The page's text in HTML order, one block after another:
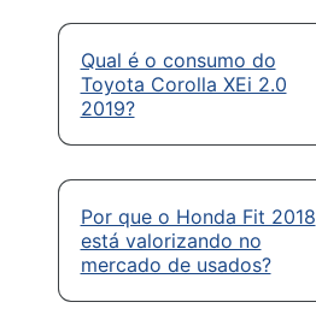
Qual é o consumo do
Toyota Corolla XEi 2.0
2019?
Por que o Honda Fit 2018
está valorizando no
mercado de usados?